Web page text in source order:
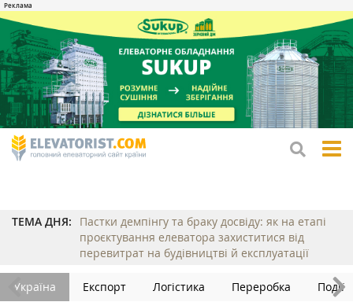
ТЕМА ДНЯ:
Пастки демпінгу та браку досвіду: як на етапі
проєктування елеватора захиститися від
перевитрат на будівництві й експлуатації
Україна Експорт Логістика Переробка Події